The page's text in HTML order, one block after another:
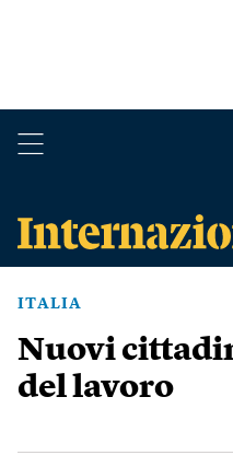
ITALIA
Nuovi
del lavoro